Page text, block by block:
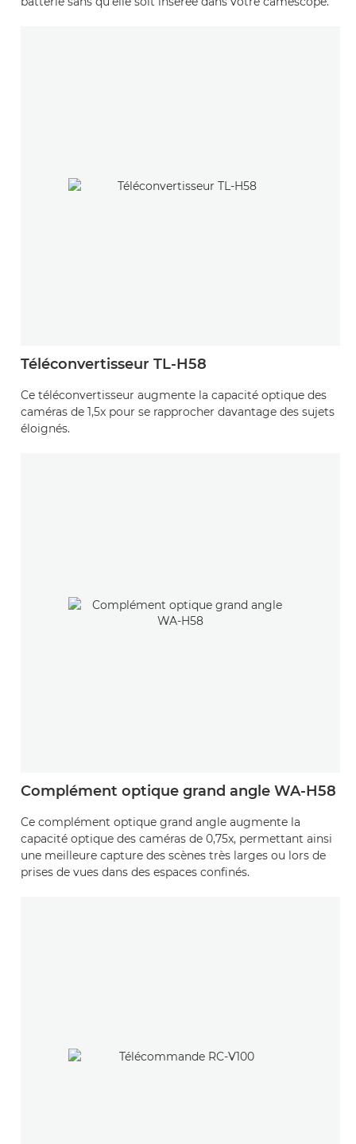
Téléconvertisseur TL-H58
Ce téléconvertisseur augmente la capacité optique des
caméras de 1,5x pour se rapprocher davantage des sujets
éloignés.
Complément optique grand angle WA-H58
Ce complément optique grand angle augmente la
capacité optique des caméras de 0,75x, permettant ainsi
une meilleure capture des scènes très larges ou lors de
prises de vues dans des espaces confinés.